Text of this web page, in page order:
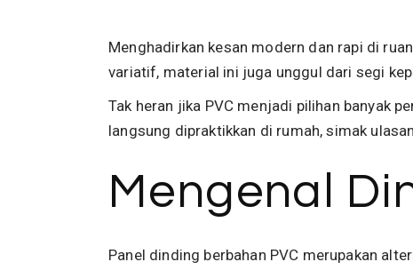
Menghadirkan kesan modern dan rapi di
variatif, material ini juga unggul dari segi
Tak heran jika PVC menjadi pilihan banyak
langsung dipraktikkan di rumah, simak
Mengenal
Panel dinding berbahan PVC merupakan